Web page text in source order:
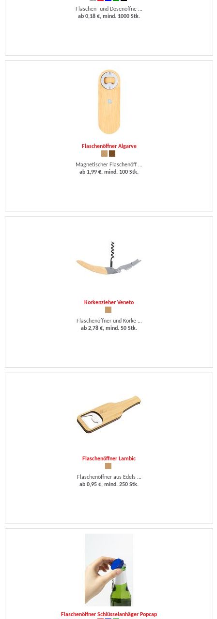
Flaschen- und Dosenöffne ...
ab 0,18 €, mind. 1000 Stk.
Flaschenöffner Algarve
Magnetischer Flaschenöff ...
ab 1,99 €, mind. 100 Stk.
Korkenzieher Veneto
Flaschenöffner und Korke ...
ab 2,78 €, mind. 50 Stk.
Flaschenöffner Lambic
Flaschenöffner aus Edels ...
ab 0,95 €, mind. 250 Stk.
Flaschenöffner Schlüsselanhäger Popcap